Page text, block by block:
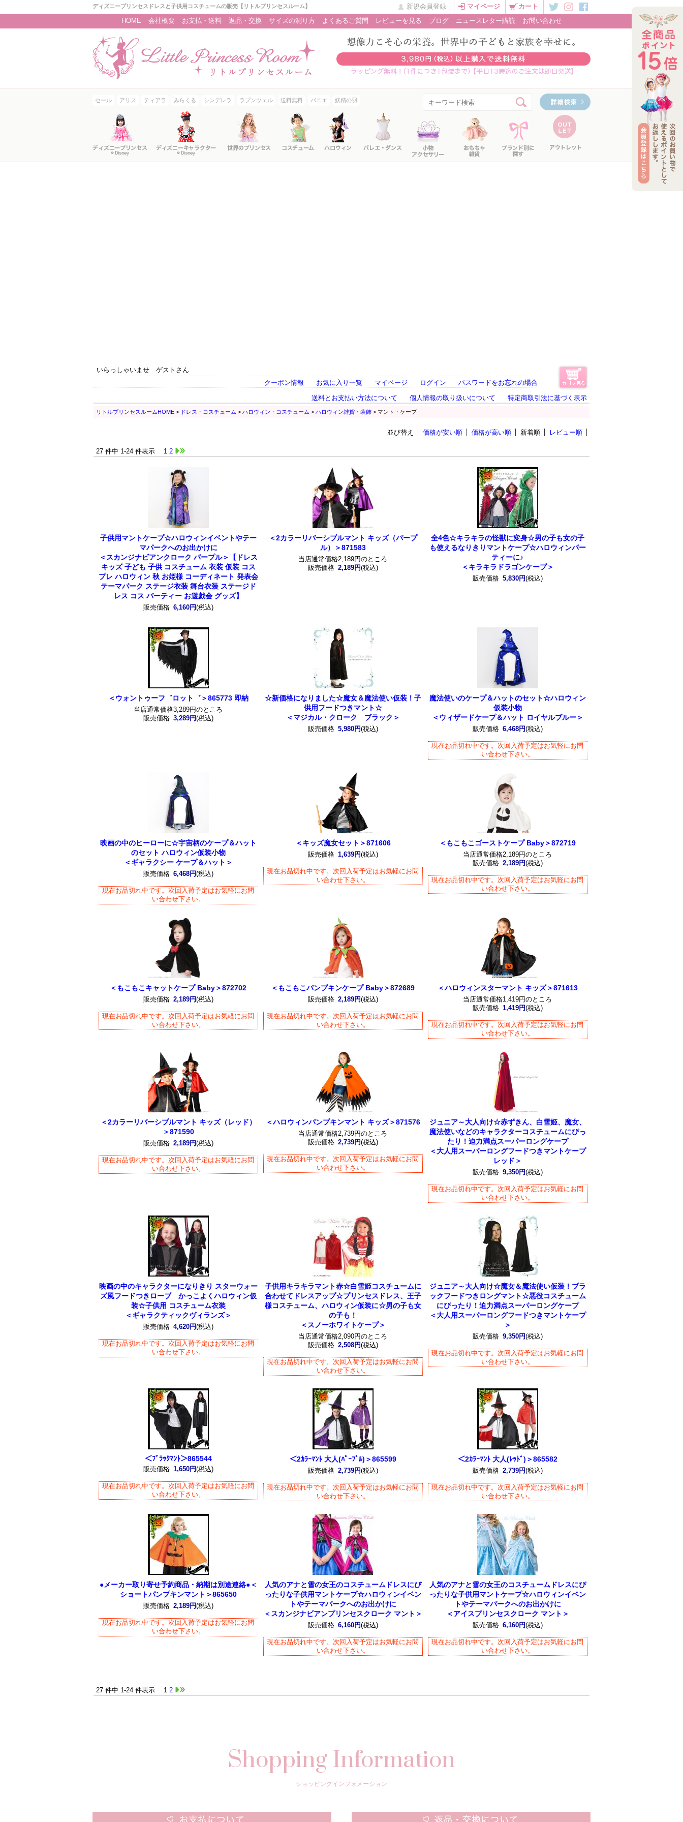
ディズニープリンセスドレスと子供用コスチュームの販売【リトルプリンセスルーム】 新規会員登録 マイページ
カート
HOME
会社概要 お支払・送料 返品・交換 サイズの測り方 よくあるご質問 レビューを見る ブログ ニュースレター購読 お問い合わせ
セール アリス ティアラ みらくる シンデレラ ラプンツェル 送料無料 パニエ 妖精の羽
いらっしゃいませ ゲストさん
クーポン情報
お気に入り一覧 マイページ ログイン
パスワードをお忘れの場合
送料とお支払い方法について
個人情報の取り扱いについて 特定商取引法に基づく表示
リトルプリンセスルームHOME > ドレス・コスチューム > ハロウィン・コスチューム > ハロウィン雑貨・装飾 > マント・ケープ
並び替え 価格が安い順 価格が高い順 新着順 レビュー順
27 件中 1-24 件表示 1 2
子供用マントケープ☆ハロウィンイベントやテー
マパークへのお出かけに
＜スカンジナビアンクローク パープル＞【ドレス
キッズ 子ども 子供 コスチューム 衣装 仮装 コス
プレ ハロウィン 秋 お姫様 コーディネート 発表会
テーマパーク ステージ衣装 舞台衣装 ステージド
レス コス パーティー お遊戯会 グッズ】
販売価格 6,160円(税込)
＜2カラーリバーシブルマント キッズ（パープ
ル）＞871583
当店通常価格2,189円のところ
販売価格 2,189円(税込)
全4色☆キラキラの怪獣に変身☆男の子も女の子
も使えるなりきりマントケープ☆ハロウィンパー
ティーに♪
＜キラキラドラゴンケープ＞
販売価格 5,830円(税込)
＜ウォントゥーフ゛ロット゛＞865773 即納
当店通常価格3,289円のところ
販売価格 3,289円(税込)
☆新価格になりました☆魔女＆魔法使い仮装！子
供用フードつきマント☆
＜マジカル・クローク ブラック＞
販売価格 5,980円(税込)
魔法使いのケープ＆ハットのセット☆ハロウィン
仮装小物
＜ウィザードケープ＆ハット ロイヤルブルー＞
販売価格 6,468円(税込)
現在お品切れ中です。次回入荷予定はお気軽にお問
い合わせ下さい。
映画の中のヒーローに☆宇宙柄のケープ＆ハット
のセット ハロウィン仮装小物
＜ギャラクシー ケープ＆ハット＞
販売価格 6,468円(税込)
現在お品切れ中です。次回入荷予定はお気軽にお問
い合わせ下さい。
＜キッズ魔女セット＞871606
販売価格 1,639円(税込)
現在お品切れ中です。次回入荷予定はお気軽にお問
い合わせ下さい。
＜もこもこゴーストケープ Baby＞872719
当店通常価格2,189円のところ
販売価格 2,189円(税込)
現在お品切れ中です。次回入荷予定はお気軽にお問
い合わせ下さい。
＜もこもこキャットケープ Baby＞872702
販売価格 2,189円(税込)
現在お品切れ中です。次回入荷予定はお気軽にお問
い合わせ下さい。
＜もこもこパンプキンケープ Baby＞872689
販売価格 2,189円(税込)
現在お品切れ中です。次回入荷予定はお気軽にお問
い合わせ下さい。
＜ハロウィンスターマント キッズ＞871613
当店通常価格1,419円のところ
販売価格 1,419円(税込)
現在お品切れ中です。次回入荷予定はお気軽にお問
い合わせ下さい。
＜2カラーリバーシブルマント キッズ（レッド）
＞871590
販売価格 2,189円(税込)
現在お品切れ中です。次回入荷予定はお気軽にお問
い合わせ下さい。
＜ハロウィンパンプキンマント キッズ＞871576
当店通常価格2,739円のところ
販売価格 2,739円(税込)
現在お品切れ中です。次回入荷予定はお気軽にお問
い合わせ下さい。
ジュニア～大人向け☆赤ずきん、白雪姫、魔女、
魔法使いなどのキャラクターコスチュームにぴっ
たり！迫力満点スーパーロングケープ
＜大人用スーパーロングフードつきマントケープ
レッド＞
販売価格 9,350円(税込)
現在お品切れ中です。次回入荷予定はお気軽にお問
い合わせ下さい。
映画の中のキャラクターになりきり スターウォー
ズ風フードつきローブ かっこよくハロウィン仮
装☆子供用 コスチューム衣装
＜ギャラクティックヴィランズ＞
販売価格 4,620円(税込)
現在お品切れ中です。次回入荷予定はお気軽にお問
い合わせ下さい。
子供用キラキラマント赤☆白雪姫コスチュームに
合わせてドレスアップ☆プリンセスドレス、王子
様コスチューム、ハロウィン仮装に☆男の子も女
の子も！
＜スノーホワイトケープ＞
当店通常価格2,090円のところ
販売価格 2,508円(税込)
現在お品切れ中です。次回入荷予定はお気軽にお問
い合わせ下さい。
ジュニア～大人向け☆魔女＆魔法使い仮装！ブラ
ックフードつきロングマント☆悪役コスチューム
にぴったり！迫力満点スーパーロングケープ
＜大人用スーパーロングフードつきマントケープ
＞
販売価格 9,350円(税込)
現在お品切れ中です。次回入荷予定はお気軽にお問
い合わせ下さい。
＜ﾌﾞﾗｯｸﾏﾝﾄ＞865544
販売価格 1,650円(税込)
現在お品切れ中です。次回入荷予定はお気軽にお問
い合わせ下さい。
＜2ｶﾗｰﾏﾝﾄ 大人(ﾊﾟｰﾌﾟﾙ)＞865599
販売価格 2,739円(税込)
現在お品切れ中です。次回入荷予定はお気軽にお問
い合わせ下さい。
＜2ｶﾗｰﾏﾝﾄ 大人(ﾚｯﾄﾞ)＞865582
販売価格 2,739円(税込)
現在お品切れ中です。次回入荷予定はお気軽にお問
い合わせ下さい。
●メーカー取り寄せ予約商品・納期は別途連絡●＜
ショートパンプキンマント＞865650
販売価格 2,189円(税込)
現在お品切れ中です。次回入荷予定はお気軽にお問
い合わせ下さい。
人気のアナと雪の女王のコスチュームドレスにぴ
ったりな子供用マントケープ☆ハロウィンイベン
トやテーマパークへのお出かけに
＜スカンジナビアンプリンセスクローク マント＞
販売価格 6,160円(税込)
現在お品切れ中です。次回入荷予定はお気軽にお問
い合わせ下さい。
人気のアナと雪の女王のコスチュームドレスにぴ
ったりな子供用マントケープ☆ハロウィンイベン
トやテーマパークへのお出かけに
＜アイスプリンセスクローク マント＞
販売価格 6,160円(税込)
現在お品切れ中です。次回入荷予定はお気軽にお問
い合わせ下さい。
27 件中 1-24 件表示 1 2
Shopping Information
ショッピングインフォメーション